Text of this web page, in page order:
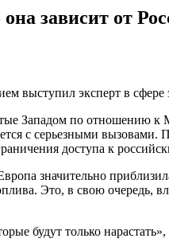
зависит от
выступил эксперт в
Западом по отношению к
с серьезными
доступа к
значительно
Это, в свою очередь,
будут только